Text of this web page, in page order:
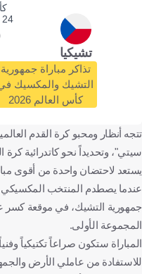
تشيكيا
24 يونيو 2026
تذاكر مباراة جمهورية
التشيك والمكسيك
كأس العالم 2026
تتجه أنظار ومحبو كرة القدم
سيتي"، وتحديداً نحو كاتدرائية
عندما يصطدم المنتخب
جمهورية التشيك، في موقعة كسر
المجموعة الأولى.
المباراة ستكون صراعاً تكتيكياً
للاستفادة من عاملي الأرض